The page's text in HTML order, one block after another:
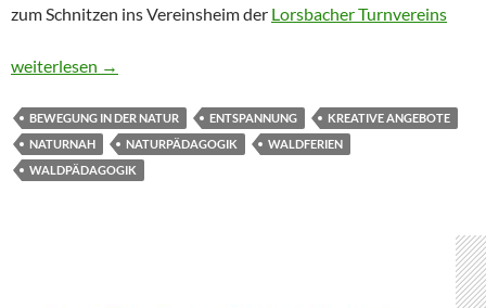
zum Schnitzen ins Vereinsheim der Lorsbacher Turnvereins
Der Natur auf den Fersen
weiterlesen →
BEWEGUNG IN DER NATUR ENTSPANNUNG
KREATIVE ANGEBOTE
NATURNAH
NATURPÄDAGOGIK
WALDFERIEN
WALDPÄDAGOGIK